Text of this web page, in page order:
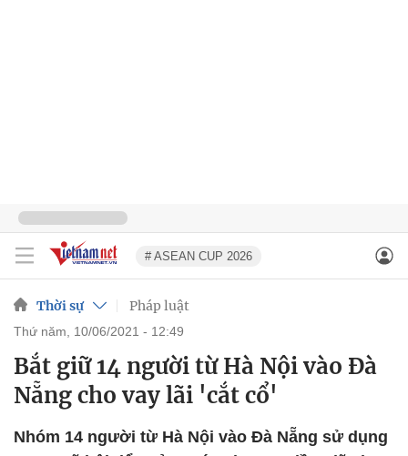
# ASEAN CUP 2026
Thời sự Pháp luật
thứ năm, 10/06/2021 - 12:49
Bắt giữ 14 người từ Hà Nội vào Đà
Nẵng cho vay lãi 'cắt cổ'
Nhóm 14 người từ Hà Nội vào Đà Nẵng sử dụng